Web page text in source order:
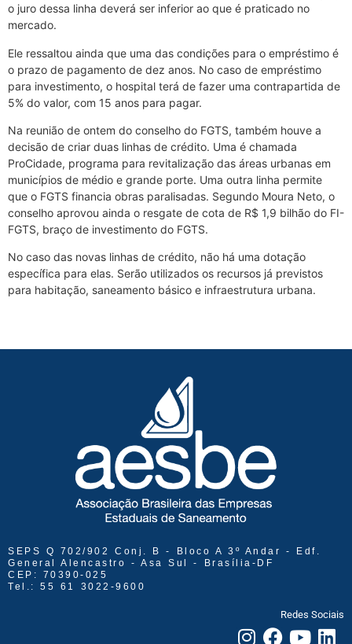
o juro dessa linha deverá ser inferior ao que é praticado no
mercado.
Ele ressaltou ainda que uma das condições para o empréstimo é
o prazo de pagamento de dez anos. No caso de empréstimo
para investimento, o hospital terá de fazer uma contrapartida de
5% do valor, com 15 anos para pagar.
Na reunião de ontem do conselho do FGTS, também houve a
decisão de criar duas linhas de crédito. Uma é chamada
ProCidade, programa para revitalização das áreas urbanas em
municípios de médio e grande porte. Uma outra linha permite
que o FGTS financia obras paralisadas. Segundo Moura Neto, o
conselho aprovou ainda o resgate de cota de R$ 1,9 bilhão do FI-
FGTS, braço de investimento do FGTS.
No caso das novas linhas de crédito, não há uma dotação
específica para elas. Serão utilizados os recursos já previstos
para habitação, saneamento básico e infraestrutura urbana.
SEPS Q 702/902 Conj. B - Bloco A 3º Andar - Edf.
General Alencastro - Asa Sul - Brasília-DF
CEP: 70390-025
Tel.: 55 61 3022-9600
Redes Sociais